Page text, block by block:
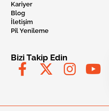
Kariyer
Blog
İletişim
Pil Yenileme
Bizi Takip Edin